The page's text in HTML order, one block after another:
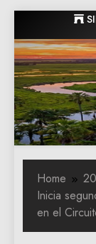
to
content
Home
Inicia
en el